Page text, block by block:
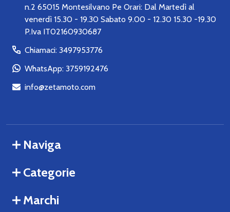
n.2 65015 Montesilvano Pe Orari: Dal Martedì al
venerdì 15.30 - 19.30 Sabato 9.00 - 12.30 15.30 -19.30
P.Iva IT02160930687
Chiamaci: 3497953776
WhatsApp: 3759192476
info@zetamoto.com
Naviga
Categorie
Marchi